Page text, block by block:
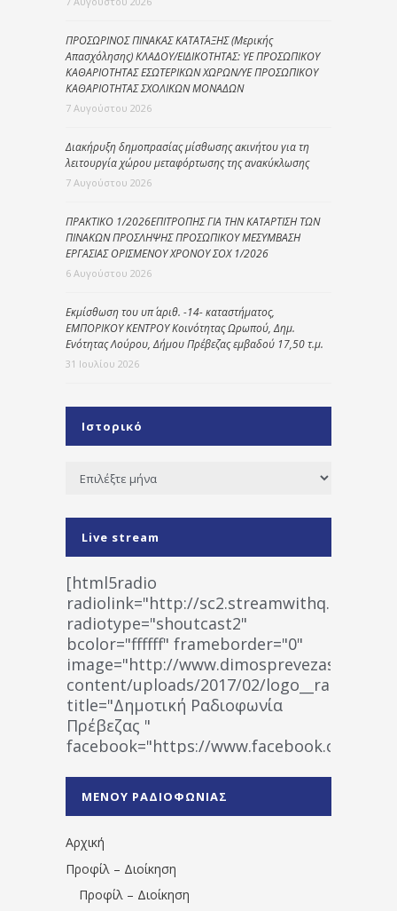
ΠΡΟΣΩΡΙΝΟΣ ΠΙΝΑΚΑΣ ΚΑΤΑΤΑΞΗΣ (Μερικής
Απασχόλησης) ΚΛΑΔΟΥ/ΕΙΔΙΚΟΤΗΤΑΣ: ΥΕ ΠΡΟΣΩΠΙΚΟΥ
ΚΑΘΑΡΙΟΤΗΤΑΣ ΕΣΩΤΕΡΙΚΩΝ ΧΩΡΩΝ/ΥΕ ΠΡΟΣΩΠΙΚΟΥ
ΚΑΘΑΡΙΟΤΗΤΑΣ ΣΧΟΛΙΚΩΝ ΜΟΝΑΔΩΝ
7 Αυγούστου 2026
Διακήρυξη δημοπρασίας μίσθωσης ακινήτου για τη
λειτουργία χώρου μεταφόρτωσης της ανακύκλωσης
7 Αυγούστου 2026
ΠΡΑΚΤΙΚΟ 1/2026ΕΠΙΤΡΟΠΗΣ ΓΙΑ ΤΗΝ ΚΑΤΑΡΤΙΣΗ ΤΩΝ
ΠΙΝΑΚΩΝ ΠΡΟΣΛΗΨΗΣ ΠΡΟΣΩΠΙΚΟΥ ΜΕΣΥΜΒΑΣΗ
ΕΡΓΑΣΙΑΣ ΟΡΙΣΜΕΝΟΥ ΧΡΟΝΟΥ ΣΟΧ 1/2026
6 Αυγούστου 2026
Εκμίσθωση του υπ΄ αριθ. -14- καταστήματος,
ΕΜΠΟΡΙΚΟΥ ΚΕΝΤΡΟΥ Κοινότητας Ωρωπού, Δημ.
Ενότητας Λούρου, Δήμου Πρέβεζας εμβαδού 17,50 τ.μ.
31 Ιουλίου 2026
Ιστορικό
Ιστορικό
Live stream
[html5radio
radiolink="http://
radiotype="shoutcast2"
bcolor="ffffff" frameborder="0"
image="http://www.dimosprevezas.gr/wp-
content/uploads/2017/02/
title="Δημοτική Ραδιοφωνία
Πρέβεζας "
facebook="https://www.facebook.com/
1531194763766854/" artist="" ]
ΜΕΝΟΥ ΡΑΔΙΟΦΩΝΙΑΣ
Αρχική
Προφίλ – Διοίκηση
Προφίλ – Διοίκηση